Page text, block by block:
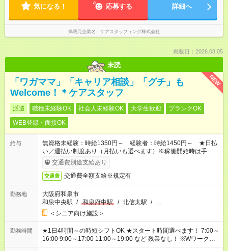
気になる！ 応募する 詳細へ
掲載元企業名 ケアスタッフィング株式会社
掲載日：2026.08.05
未読
NEW
「ワガママ」「キャリア相談」「グチ」も
Welcome！＊ケアスタッフ
派遣 職種未経験OK 社会人未経験OK 大学生歓迎
ブランクOK
WEB登録・面接OK
給与
無資格未経験：時給1350円～ 経験者：時給1450円～ ★日払
い／週払い制度あり（月払いも選べます）※稼働開始時は手続き
完了次第のお支払いとなります。
交通費別途支給あり
交通費 交通費全額支給※規定有
勤務地
大阪府和泉市
和泉中央駅 / 和泉府中駅 / 北信太駅 / …
＜シニア向け施設＞
勤務時間
★1日4時間～の時短シフトOK ★スタート時間選べます！ 7:00～
16:00 9:00～17:00 11:00～19:00 など 残業なし！ ※Wワークの
場合、他のお仕事と合わせ週40時間超の就業はご案内できませ